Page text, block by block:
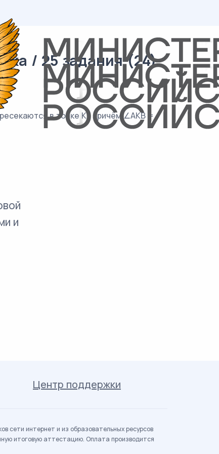
/ 25 задания (24)
в точке K , причём ∠AKB =
и
Центр поддержки
сети интернет и из образовательных ресурсов
итоговую аттестацию. Оплата производится